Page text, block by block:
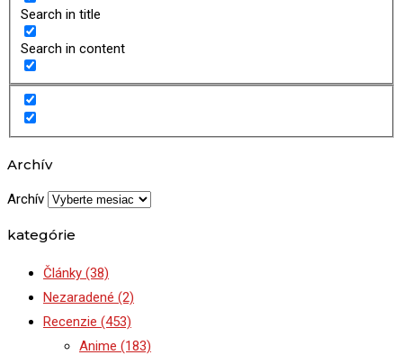
Search in title
Search in content
Archív
Archív
kategórie
Články (38)
Nezaradené (2)
Recenzie (453)
Anime (183)